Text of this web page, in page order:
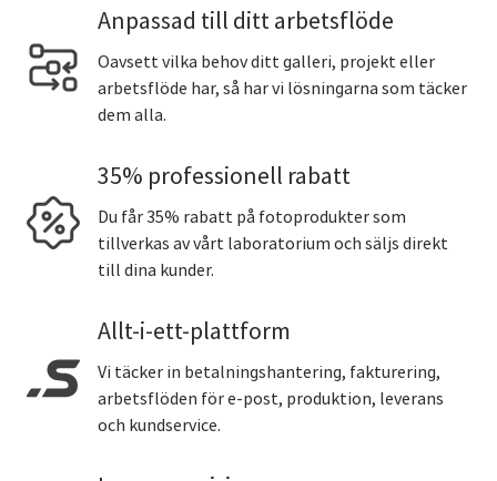
Anpassad till ditt arbetsflöde
Oavsett vilka behov ditt galleri, projekt eller
arbetsflöde har, så har vi lösningarna som täcker
dem alla.
35% professionell rabatt
Du får 35% rabatt på fotoprodukter som
tillverkas av vårt laboratorium och säljs direkt
till dina kunder.
Allt-i-ett-plattform
Vi täcker in betalningshantering, fakturering,
arbetsflöden för e-post, produktion, leverans
och kundservice.